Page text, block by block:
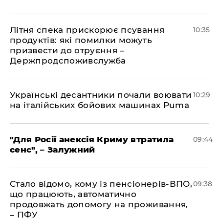
Літня спека прискорює псування
продуктів: які помилки можуть
призвести до отруєння –
Держпродспоживслужба
10:35
Українські десантники почали воювати
на італійських бойових машинах Puma
10:29
"Для Росії анексія Криму втратила
сенс", – Залужний
09:44
Стало відомо, кому із пенсіонерів-ВПО,
що працюють, автоматично
продовжать допомогу на проживання,
– ПФУ
09:38